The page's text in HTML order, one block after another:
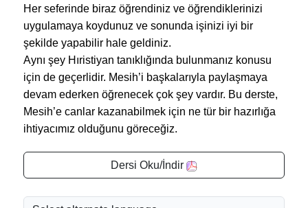
Her seferinde biraz öğrendiniz ve öğrendiklerinizi
uygulamaya koydunuz ve sonunda işinizi iyi bir
şekilde yapabilir hale geldiniz.
Aynı şey Hıristiyan tanıklığında bulunmanız konusu
için de geçerlidir. Mesih’i başkalarıyla paylaşmaya
devam ederken öğrenecek çok şey vardır. Bu derste,
Mesih’e canlar kazanabilmek için ne tür bir hazırlığa
ihtiyacımız olduğunu göreceğiz.
Dersi Oku/İndir